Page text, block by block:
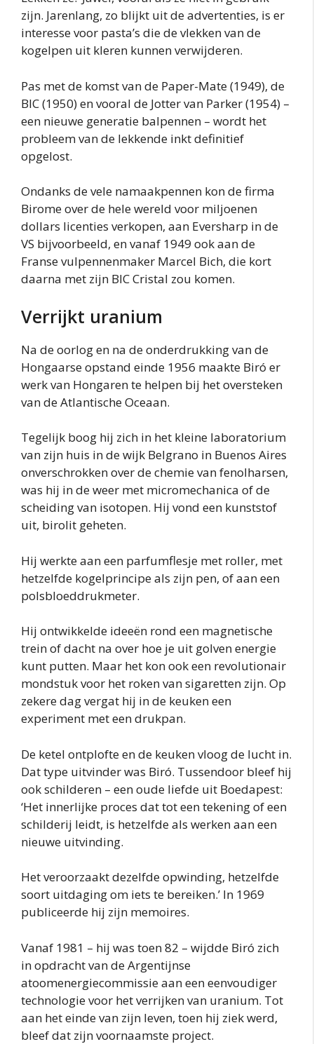
zijn. Jarenlang, zo blijkt uit de advertenties, is er
interesse voor pasta’s die de vlekken van de
kogelpen uit kleren kunnen verwijderen.
Pas met de komst van de Paper-Mate (1949), de
BIC (1950) en vooral de Jotter van Parker (1954) –
een nieuwe generatie balpennen – wordt het
probleem van de lekkende inkt definitief
opgelost.
Ondanks de vele namaakpennen kon de firma
Birome over de hele wereld voor miljoenen
dollars licenties verkopen, aan Eversharp in de
VS bijvoorbeeld, en vanaf 1949 ook aan de
Franse vulpennenmaker Marcel Bich, die kort
daarna met zijn BIC Cristal zou komen.
Verrijkt uranium
Na de oorlog en na de onderdrukking van de
Hongaarse opstand einde 1956 maakte Biró er
werk van Hongaren te helpen bij het oversteken
van de Atlantische Oceaan.
Tegelijk boog hij zich in het kleine laboratorium
van zijn huis in de wijk Belgrano in Buenos Aires
onverschrokken over de chemie van fenolharsen,
was hij in de weer met micromechanica of de
scheiding van isotopen. Hij vond een kunststof
uit, birolit geheten.
Hij werkte aan een parfumflesje met roller, met
hetzelfde kogelprincipe als zijn pen, of aan een
polsbloeddrukmeter.
Hij ontwikkelde ideeën rond een magnetische
trein of dacht na over hoe je uit golven energie
kunt putten. Maar het kon ook een revolutionair
mondstuk voor het roken van sigaretten zijn. Op
zekere dag vergat hij in de keuken een
experiment met een drukpan.
De ketel ontplofte en de keuken vloog de lucht in.
Dat type uitvinder was Biró. Tussendoor bleef hij
ook schilderen – een oude liefde uit Boedapest:
‘Het innerlijke proces dat tot een tekening of een
schilderij leidt, is hetzelfde als werken aan een
nieuwe uitvinding.
Het veroorzaakt dezelfde opwinding, hetzelfde
soort uitdaging om iets te bereiken.’ In 1969
publiceerde hij zijn memoires.
Vanaf 1981 – hij was toen 82 – wijdde Biró zich
in opdracht van de Argentijnse
atoomenergiecommissie aan een eenvoudiger
technologie voor het verrijken van uranium. Tot
aan het einde van zijn leven, toen hij ziek werd,
bleef dat zijn voornaamste project.